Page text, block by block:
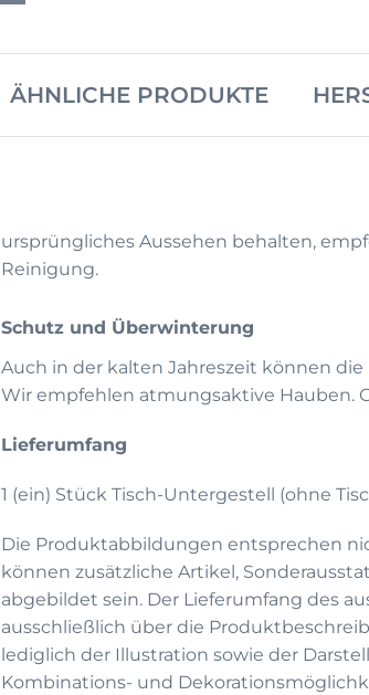
ÄHNLICHE PRODUKTE
ursprüngliches Aussehen behalten,
Reinigung.
Schutz und Überwinterung
Auch in der kalten Jahreszeit können
Wir empfehlen atmungsaktive Hauben.
Lieferumfang
1 (ein) Stück Tisch-Untergestell (ohne
Die Produktabbildungen entsprechen
können zusätzliche Artikel,
abgebildet sein. Der Lieferumfang des
ausschließlich über die
lediglich der Illustration sowie der
Kombinations- und